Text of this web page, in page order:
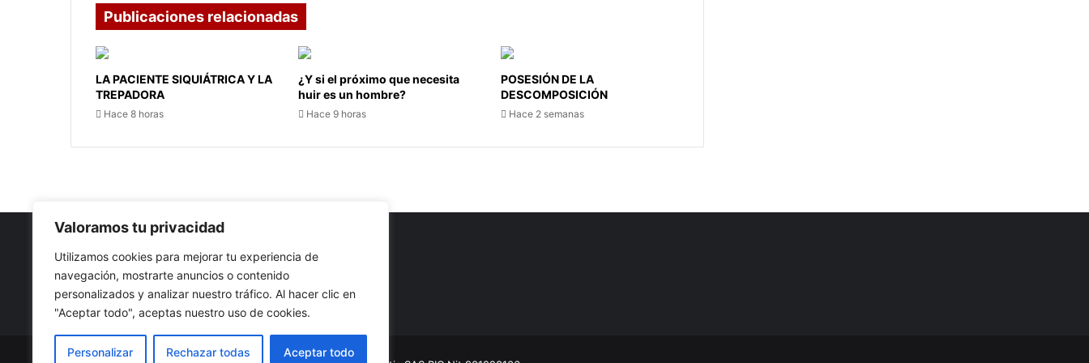
Valoramos tu privacidad
Utilizamos cookies para mejorar tu experiencia de
navegación, mostrarte anuncios o contenido
personalizados y analizar nuestro tráfico. Al hacer clic en
"Aceptar todo", aceptas nuestro uso de cookies.
Personalizar Rechazar todas Aceptar todo
Publicaciones relacionadas
LA PACIENTE SIQUIÁTRICA Y LA
TREPADORA
Hace 8 horas
¿Y si el próximo que necesita
huir es un hombre?
Hace 9 horas
POSESIÓN DE LA
DESCOMPOSICIÓN
Hace 2 semanas
Nuestro propósito: Compartir opinión, actualidad y noticias
con la mejor calidad y sin censura.